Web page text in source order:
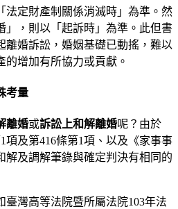
法定財產制關係消滅時」為準。然
」，則以「起訴時」為準。此但書
離婚訴訟，婚姻基礎已動搖，難以
增加有所協力或貢獻。
考量
離婚或訴訟上和解離婚呢？由於
項及第416條第1項、以及《家事事
解及調解筆錄與確定判決有相同的
臺灣高等法院暨所屬法院103年法